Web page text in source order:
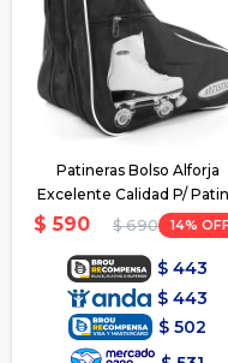
Patineras Bolso Alforja
Excelente Calidad P/
Negro
$ 590 $ 690 14
$ 443
$ 443
$ 502